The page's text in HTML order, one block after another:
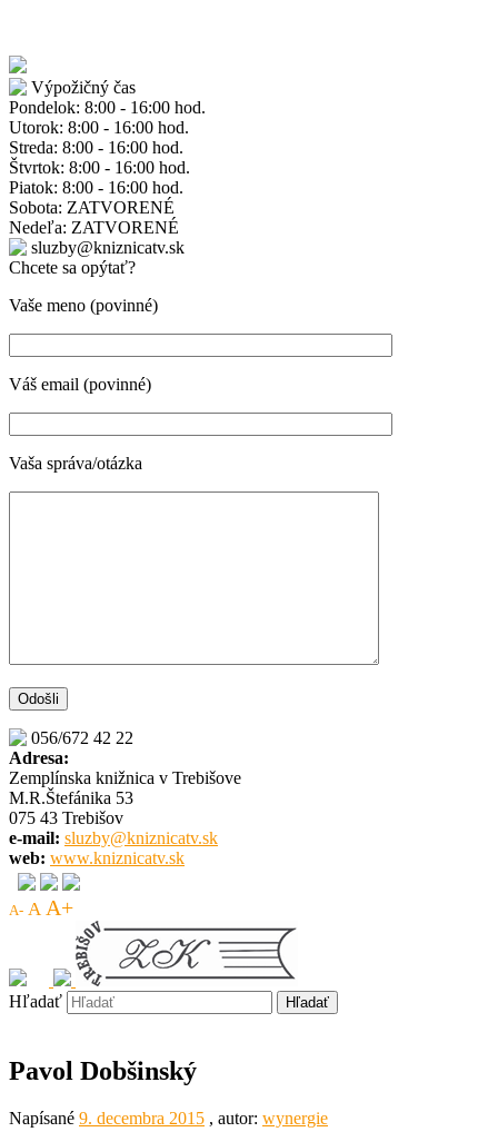
Výpožičný čas
Pondelok: 8:00 - 16:00 hod.
Utorok: 8:00 - 16:00 hod.
Streda: 8:00 - 16:00 hod.
Štvrtok: 8:00 - 16:00 hod.
Piatok: 8:00 - 16:00 hod.
Sobota: ZATVORENÉ
Nedeľa: ZATVORENÉ
sluzby@kniznicatv.sk
Chcete sa opýtať?
Vaše meno (povinné)
Váš email (povinné)
Vaša správa/otázka
056/672 42 22
Adresa:
Zemplínska knižnica v Trebišove
M.R.Štefánika 53
075 43 Trebišov
e-mail: sluzby@kniznicatv.sk
web: www.kniznicatv.sk
A- A A+
Hľadať
Pavol Dobšinský
Napísané 9. decembra 2015 , autor: wynergie